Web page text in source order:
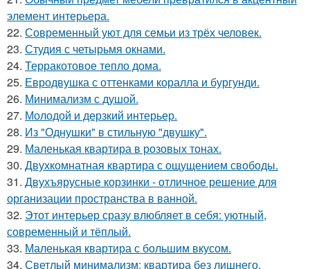
элемент интерьера.
22. Современный уют для семьи из трёх человек.
23. Студия с четырьмя окнами.
24. Терракотовое тепло дома.
25. Евродвушка с оттенками коралла и бургунди.
26. Минимализм с душой.
27. Молодой и дерзкий интерьер.
28. Из "Однушки" в стильную "двушку".
29. Маленькая квартира в розовых тонах.
30. Двухкомнатная квартира с ощущением свободы.
31. Двухъярусные корзинки - отличное решение для
организации пространства в ванной.
32. Этот интерьер сразу влюбляет в себя: уютный,
современный и тёплый.
33. Маленькая квартира с большим вкусом.
34. Светлый минимализм: квартира без лишнего.